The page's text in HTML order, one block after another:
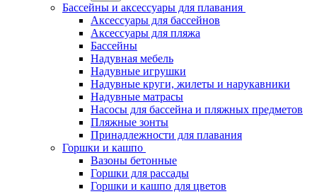
Бассейны и аксессуары для плавания
Аксессуары для бассейнов
Аксессуары для пляжа
Бассейны
Надувная мебель
Надувные игрушки
Надувные круги, жилеты и нарукавники
Надувные матрасы
Насосы для бассейна и пляжных предметов
Пляжные зонты
Принадлежности для плавания
Горшки и кашпо
Вазоны бетонные
Горшки для рассады
Горшки и кашпо для цветов